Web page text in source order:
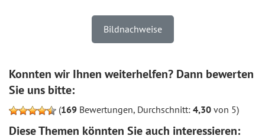
Bildnachweise
Konnten wir Ihnen weiterhelfen? Dann bewerten
Sie uns bitte:
(169 Bewertungen, Durchschnitt: 4,30 von 5)
Diese Themen könnten Sie auch interessieren: